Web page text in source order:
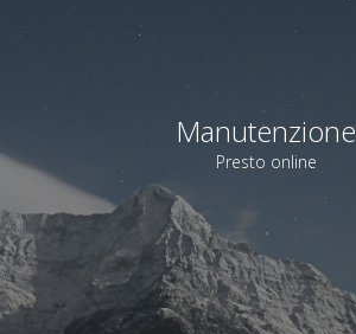
Manutenzione
Presto online